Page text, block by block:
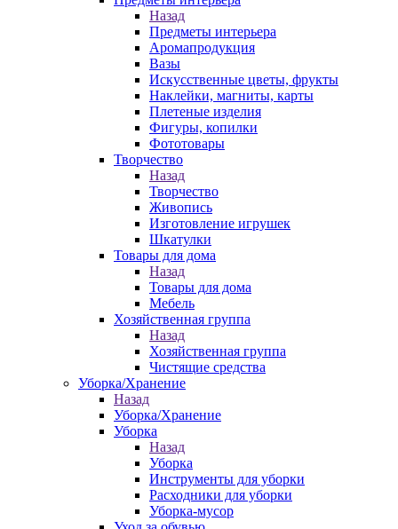
Назад
Предметы интерьера
Аромапродукция
Вазы
Искусственные цветы, фрукты
Наклейки, магниты, карты
Плетеные изделия
Фигуры, копилки
Фототовары
Творчество
Назад
Творчество
Живопись
Изготовление игрушек
Шкатулки
Товары для дома
Назад
Товары для дома
Мебель
Хозяйственная группа
Назад
Хозяйственная группа
Чистящие средства
Уборка/Хранение
Назад
Уборка/Хранение
Уборка
Назад
Уборка
Инструменты для уборки
Расходники для уборки
Уборка-мусор